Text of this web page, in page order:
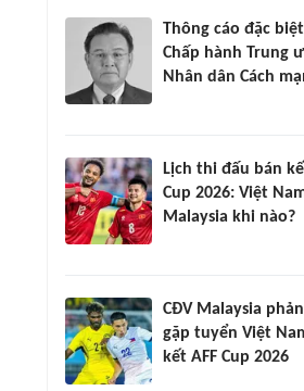
Thông cáo đặc
Chấp hành Trung
Nhân dân Cách
Lịch thi đấu bán
Cup 2026: Việt
Malaysia khi nào?
CĐV Malaysia
gặp tuyển Việt
kết AFF Cup 2026